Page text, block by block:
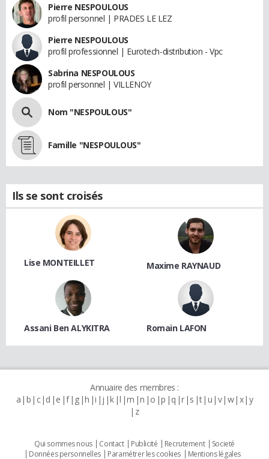
Pierre NESPOULOUS
profil personnel | PRADES LE LEZ
Pierre NESPOULOUS
profil professionnel | Eurotech-distribution - Vpc
Sabrina NESPOULOUS
profil personnel | VILLENOY
Nom "NESPOULOUS"
Famille "NESPOULOUS"
Ils se sont croisés
Lise MONTEILLET Maxime RAYNAUD
Assani Ben ALYKITRA Romain LAFON
Annuaire des membres :
a b c d e f g h i j k l m n o p q r s t u v w x y
z
Qui sommes nous Contact Publicité Recrutement
Societé
Données personnelles
Paramétrer les cookies
Mentions légales